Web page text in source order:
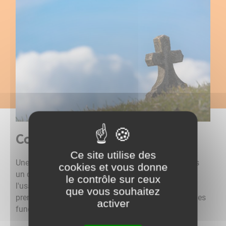
Concession funéraire
Une concession funéraire est un emplacement dans
un cimetière (caveau, tombe) dont vous achetez
l'usage (mais pas le terrain). Elle peut également
prendre la forme d'un emplacement réservé aux urnes
funéraires au sein d'un columbarium.
Ce site utilise des
cookies et vous donne
le contrôle sur ceux
que vous souhaitez
activer